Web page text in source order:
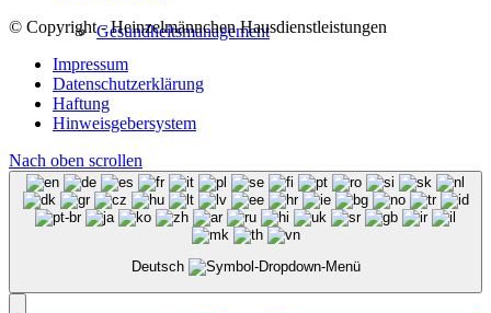
Gesundheitsmanagement
Aktive Teilhabe
© Copyright - Heinzelmännchen Hausdienstleistungen
Impressum
Datenschutzerklärung
Haftung
Hinweisgebersystem
Nach oben scrollen
Deutsch